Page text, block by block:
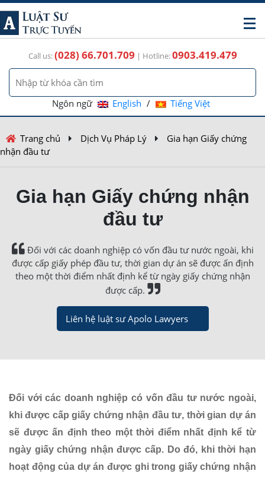
Call us:(028) 66.701.709 | Hotline:0903.419.479
Ngôn ngữ English / Tiếng Việt
Trang chủ Dịch Vụ Pháp Lý
Gia hạn Giấy chứng
nhận đầu tư
Gia hạn Giấy chứng nhận
đầu tư
Đối với các doanh nghiệp có vốn đầu tư nước ngoài, khi
được cấp giấy phép đầu tư, thời gian dự án sẽ được ấn định
theo một thời điểm nhất định kể từ ngày giấy chứng nhận
được cấp.
Liên hệ luật sư Apolo Lawyers
Đối với các doanh nghiệp có vốn đầu tư nước ngoài,
khi được cấp giấy chứng nhận đầu tư, thời gian dự án
sẽ được ấn định theo một thời điểm nhất định kể từ
ngày giấy chứng nhận được cấp. Do đó, khi thời hạn
hoạt động của dự án được ghi trong giấy chứng nhận